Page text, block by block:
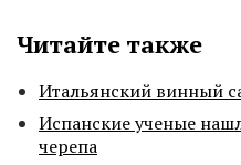
Читайте также
Итальянский винный
Испанские ученые
черепа